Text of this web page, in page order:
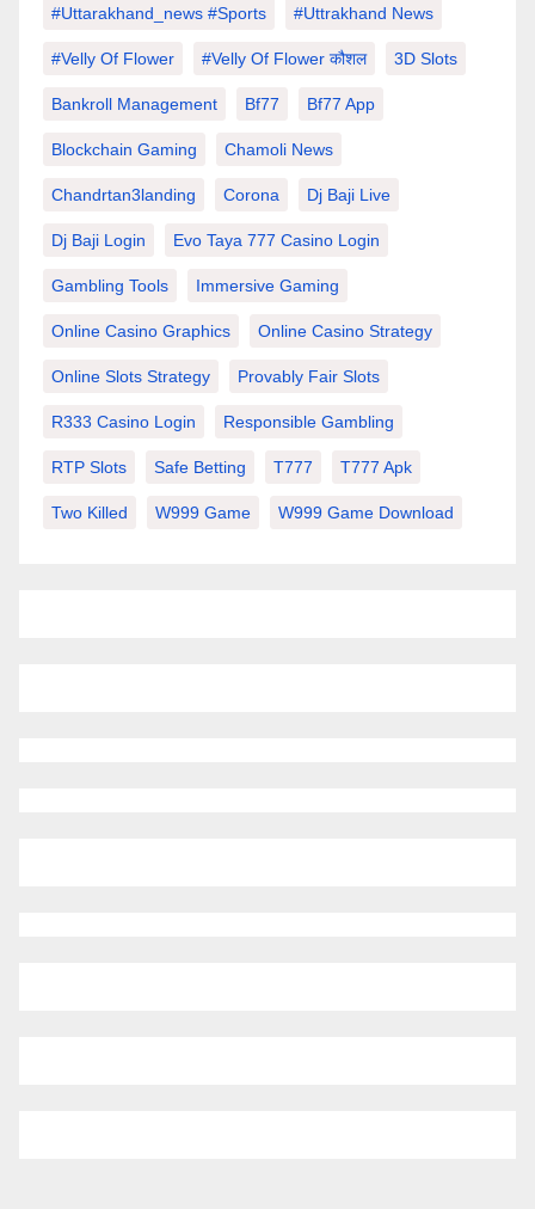
#Uttarakhand_news #sports #Uttrakhand News
#velly Of Flower #velly Of Flower कौशल 3D Slots
Bankroll Management Bf77 Bf77 App
Blockchain Gaming Chamoli News
Chandrtan3landing Corona Dj Baji Live
Dj Baji Login Evo Taya 777 Casino Login
Gambling Tools Immersive Gaming
Online Casino Graphics Online Casino Strategy
Online Slots Strategy Provably Fair Slots
R333 Casino Login Responsible Gambling
RTP Slots Safe Betting T777 T777 Apk
Two Killed W999 Game W999 Game Download